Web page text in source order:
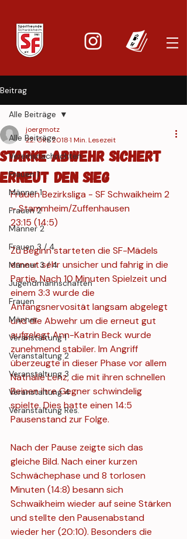
Beitrag
Alle Beiträge
Vereinsnachrichten
Frauen 1
Männer 1
Frauen 2
Männer 2
Frauen 3 / 4
Männer 3 / 4
Jugendmannschaften
Frauen
Männer
Veranstaltung 1
Veranstaltung 2
Veranstaltung 3
Veranstaltung 4
Veranstaltung Res.
Alle Beiträge
Starke Abwehr sichert
erneut den Sieg
joergmotz
22. Okt. 20181 Min. Lesezeit
Frauen Bezirksliga - SF Schwaikheim 2
– Stammheim/Zuffenhausen
23:15 (14:5)
Zu Beginn starteten die SF-Mädels
erneut sehr unsicher und fahrig in die
Partie. Nach 10 Minuten Spielzeit und
einem 3:3 wurde die
Anfangsnervosität langsam abgelegt
und die Abwehr um die erneut gut
aufgelegt Ann-Katrin Beck wurde
zunehmend stabiler. Im Angriff
überzeugte in dieser Phase vor allem
Nathalie Lenz, die mit ihren schnellen
Beinen ihre Gegner schwindelig
spielte. Dies hatte einen 14:5
Pausenstand zur Folge.
Nach der Pause zeigte sich das
gleiche Bild. Nach einer kurzen
Schwächephase und 8 torlosen
Minuten (14:8) besann sich
Schwaikheim wieder auf seine Stärken
und stellte den Pausenabstand
wieder her (20:10). Besonders die